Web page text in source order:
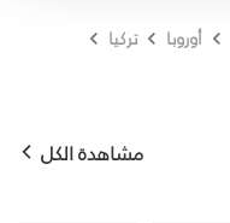
أوروبا
تركيا
مشاهدة الكل